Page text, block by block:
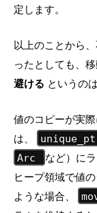
定します。
以上のことから
ったとしても、
避ける というの
値のコピーが実
は、
Arc
など）に
ヒープ領域で値
ような場合、